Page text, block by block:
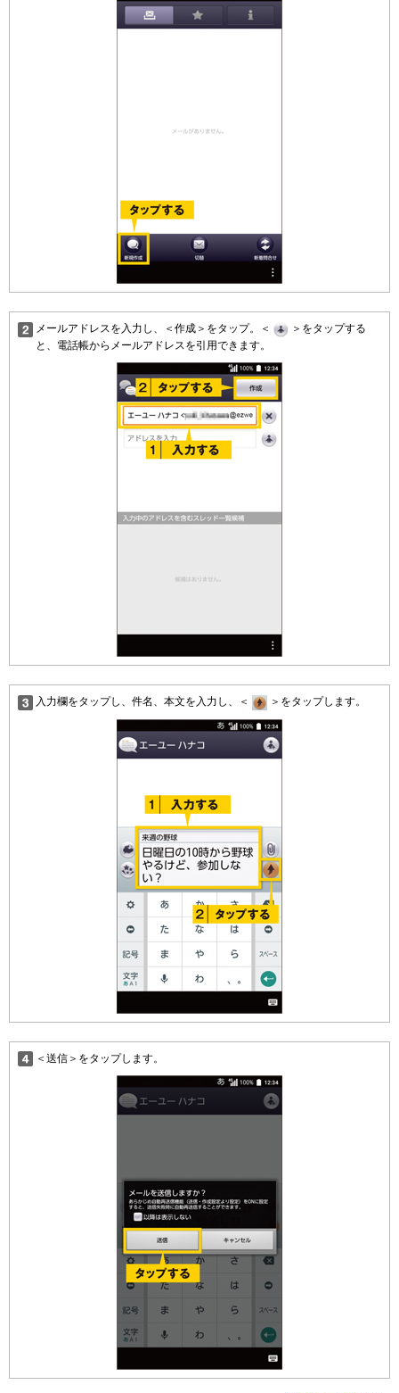
メールアドレスを入力し、＜作成＞をタップ。＜
＞をタップする
と、電話帳からメールアドレスを引用できます。
入力欄をタップし、件名、本文を入力し、＜ ＞をタップします。
＜送信＞をタップします。